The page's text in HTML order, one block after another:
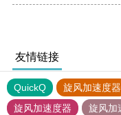
友情链接
QuickQ 旋风加速度器
旋风加速度器
旋风加